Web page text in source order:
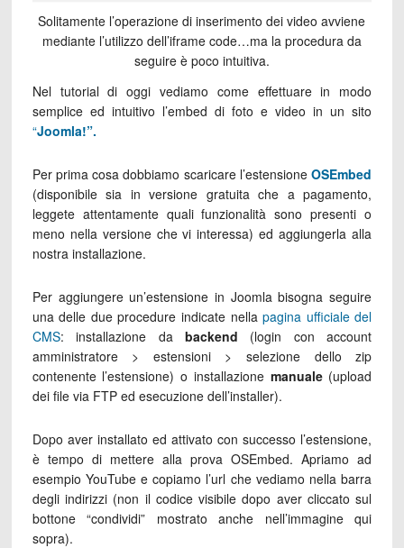
Solitamente l’operazione di inserimento dei video avviene
mediante l’utilizzo dell’iframe code…ma la procedura da
seguire è poco intuitiva.
Nel tutorial di oggi vediamo come effettuare in modo
semplice ed intuitivo l’embed di foto e video in un sito
“Joomla!”.
Per prima cosa dobbiamo scaricare l’estensioneOSEmbed
(disponibile sia in versione gratuita che a pagamento,
leggete attentamente quali funzionalità sono presenti o
meno nella versione che vi interessa) ed aggiungerla alla
nostra installazione.
Per aggiungere un’estensione in Joomla bisogna seguire
una delle due procedure indicate nellapagina ufficiale del
CMS: installazione da backend (login con account
amministratore > estensioni > selezione dello zip
contenente l’estensione) o installazione manuale(upload
dei file via FTP ed esecuzione dell’installer).
Dopo aver installato ed attivato con successo l’estensione,
è tempo di mettere alla prova OSEmbed. Apriamo ad
esempio YouTube e copiamo l’url che vediamo nella barra
degli indirizzi (non il codice visibile dopo aver cliccato sul
bottone “condividi” mostrato anche nell’immagine qui
sopra).